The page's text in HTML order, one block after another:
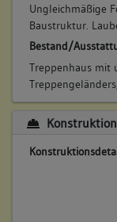
Ungleichmäßige
Baustruktur.
Bestand/
Treppenhaus mit